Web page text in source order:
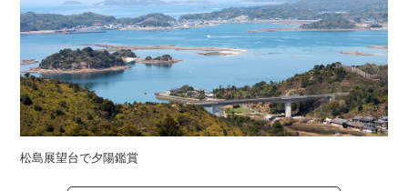
松島展望台で夕陽鑑賞